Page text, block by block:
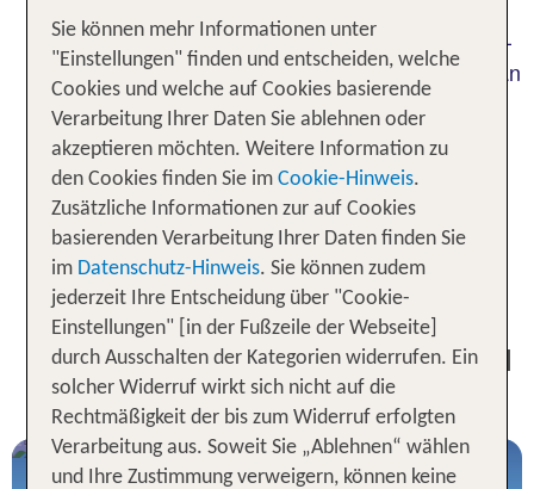
Deutschland,Europaoderweltweit
begeisterst –
bei TUI findest du beliebte Städtereisen, die dich an
einzigartige undinteressante Plätzeauf der
ganzen Welt bringen.
Sicher? Sicher! Viele Angebote sind mit der
Option buchbar, bis zum Anreisetag kostenfrei
zu stornieren. Alternativ kannst du den Flex
Tarif buchen, um bis kurz vor der Abreise eine
flexible Storno-Option zu haben.
Neu: Jetzt Bahnanreise und Hotel
im Paket buchen!
Sie können mehr Informationen unter
"Einstellungen" finden und entscheiden, welche
Cookies und welche auf Cookies basierende
Verarbeitung Ihrer Daten Sie ablehnen oder
akzeptieren möchten. Weitere Information zu
den Cookies finden Sie im Cookie-Hinweis.
Zusätzliche Informationen zur auf Cookies
basierenden Verarbeitung Ihrer Daten finden Sie
im Datenschutz-Hinweis. Sie können zudem
jederzeit Ihre Entscheidung über "Cookie-
Einstellungen" [in der Fußzeile der Webseite]
durch Ausschalten der Kategorien widerrufen. Ein
solcher Widerruf wirkt sich nicht auf die
Rechtmäßigkeit der bis zum Widerruf erfolgten
Verarbeitung aus. Soweit Sie „Ablehnen“ wählen
und Ihre Zustimmung verweigern, können keine